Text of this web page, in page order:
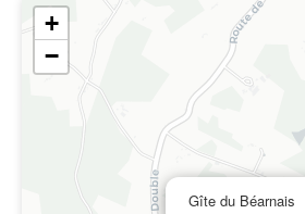
Gîte du Béarnais
+
−